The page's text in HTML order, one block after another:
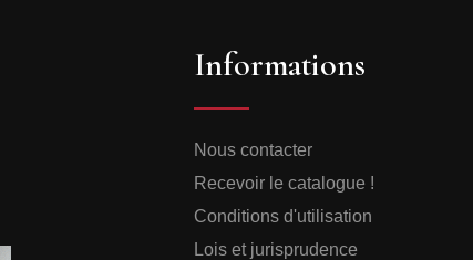
Informations
Nous contacter
Recevoir le catalogue !
Conditions d'utilisation
Lois et jurisprudence